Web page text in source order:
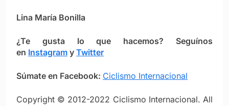
Lina María Bonilla
¿Te gusta lo que hacemos? Seguínos
en Instagram y Twitter
Súmate en Facebook: Ciclismo Internacional
Copyright © 2012-2022 Ciclismo Internacional. All